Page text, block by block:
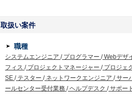
取扱い案件
職種
システムエンジニア /プログラマー /Webデザ
フィス /プロジェクトマネージャー /プロジェ
SE /テスター /ネットワークエンジニア /サー
ールセンター受付業務 /ヘルプデスク /サポー